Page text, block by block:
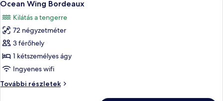
Haa)
Haa)
további
következő
szoba
összes
képének
megtekintése:
Ocean
Bordeaux
Ocean Wing Bordeaux
Kilátás a tengerre
72 négyzetméter
3 férőhely
1 kétszemélyes ágy
Ingyenes wifi
További részletek
Ocean